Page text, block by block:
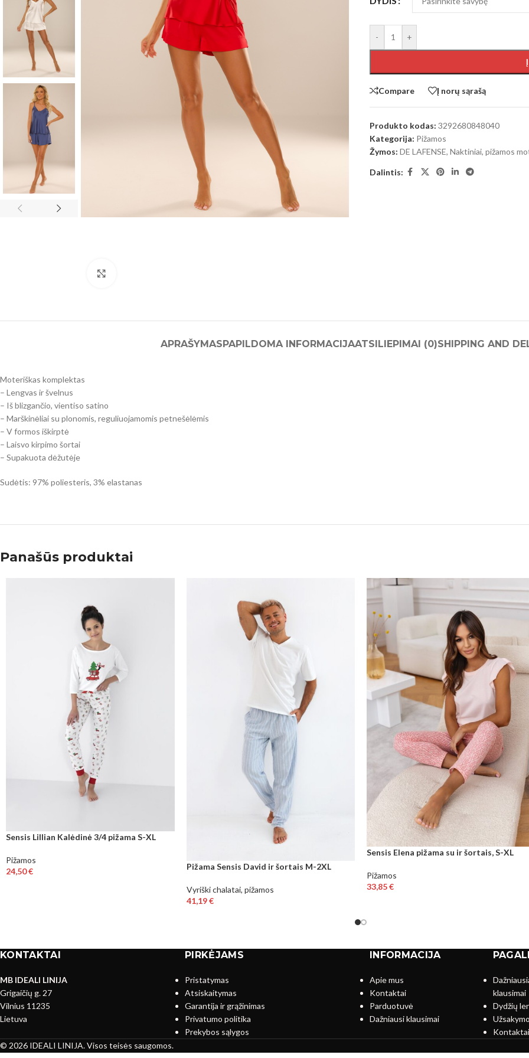
- +
Compare Į norų sąrašą
Produkto kodas: 3292680848040
Kategorija: Pižamos
Žymos: DE LAFENSE, Naktiniai, pižamos
Dalintis:
APRAŠYMAS PAPILDOMA INFORMACIJAATSILIEPIMAI (0)SHIPPING AND
Moteriškas komplektas
– Lengvas ir švelnus
– Iš blizgančio, vientiso satino
– Marškinėliai su plonomis, reguliuojamomis petnešėlėmis
– V formos iškirptė
– Laisvo kirpimo šortai
– Supakuota dėžutėje
Sudėtis: 97% poliesteris, 3% elastanas
Panašūs produktai
Sensis Lillian Kalėdinė 3/4 pižama S-XL
Pižamos
24,50€ Pižama Sensis David ir šortais M-2XL
Vyriški chalatai, pižamos
41,19€
Sensis Elena pižama su ir šortais, S-XL
Pižamos
33,85€
KONTAKTAI
MB IDEALI LINIJA
Grigaičių g. 27
Vilnius 11235
Lietuva
PIRKĖJAMS
Pristatymas
Atsiskaitymas
Garantija ir grąžinimas
Privatumo politika
Prekybos sąlygos
INFORMACIJA
Apie mus
Kontaktai
Parduotuvė
Dažniausi klausimai
klausimai
Dydžių
Kontaktai
© 2026 IDEALI LINIJA. Visos teisės saugomos.